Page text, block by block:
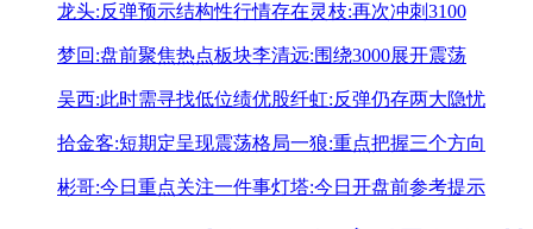
龙头:反弹预示结构性行情存在灵枝:再次冲刺3100
梦回:盘前聚焦热点板块李清远:围绕3000展开震荡
吴西:此时需寻找低位绩优股纤虹:反弹仍存两大隐忧
拾金客:短期定呈现震荡格局一狼:重点把握三个方向
彬哥:今日重点关注一件事灯塔:今日开盘前参考提示